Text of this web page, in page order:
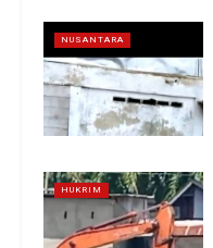
NUSANTARA
HUKRIM